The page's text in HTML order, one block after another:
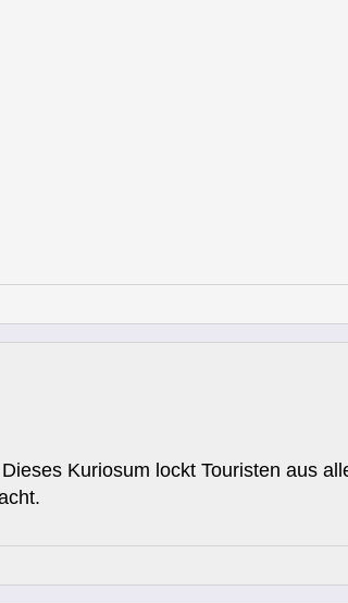
Kuriosum lockt Touristen aus